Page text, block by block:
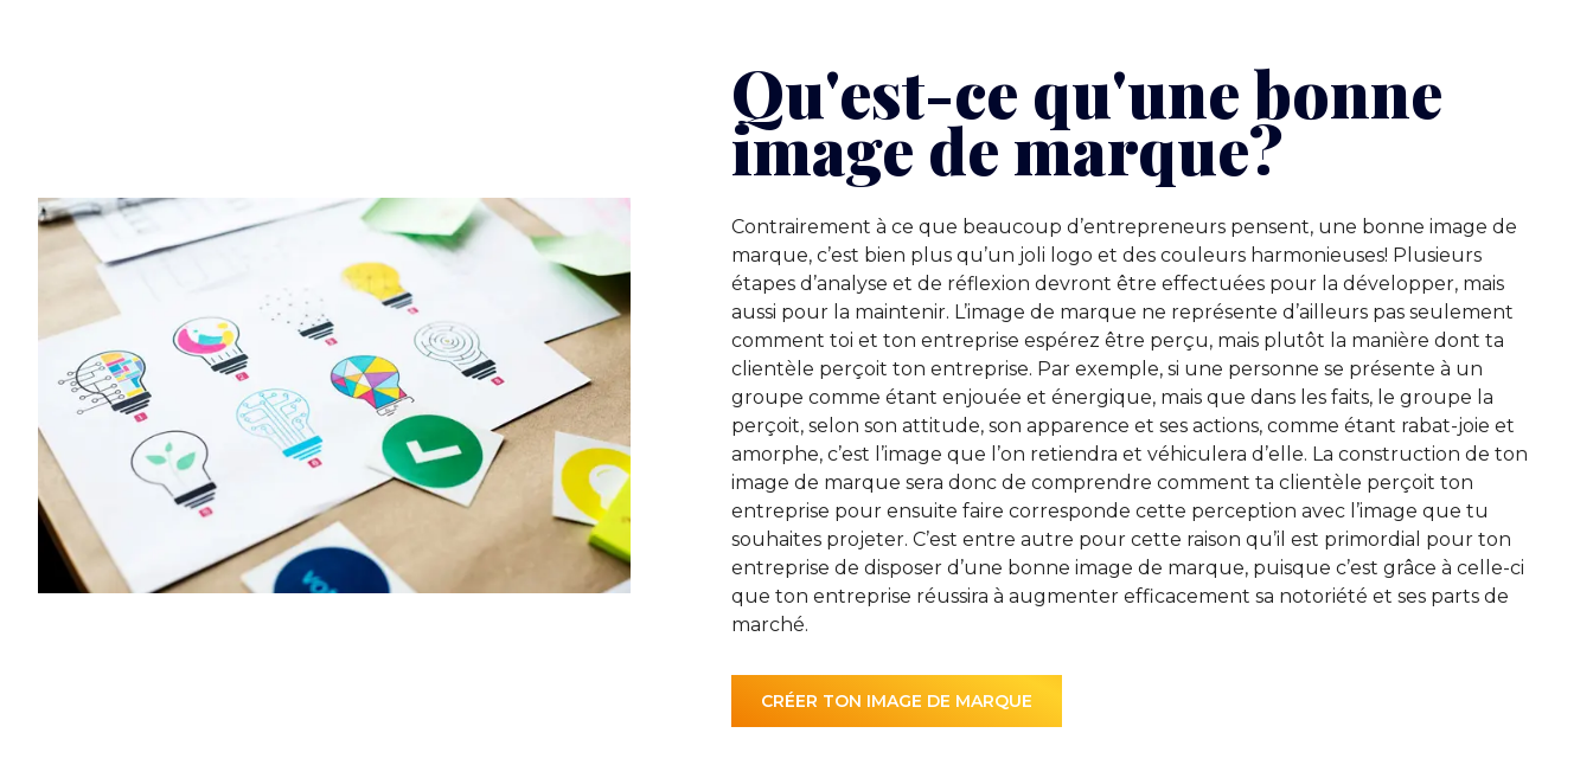
Qu'est-ce qu'une bonne
image de marque?
Contrairement à ce que beaucoup d’entrepreneurs pensent, une bonne image de
marque, c’est bien plus qu’un joli logo et des couleurs harmonieuses! Plusieurs
étapes d’analyse et de réflexion devront être effectuées pour la développer, mais
aussi pour la maintenir. L’image de marque ne représente d’ailleurs pas seulement
comment toi et ton entreprise espérez être perçu, mais plutôt la manière dont ta
clientèle perçoit ton entreprise. Par exemple, si une personne se présente à un
groupe comme étant enjouée et énergique, mais que dans les faits, le groupe la
perçoit, selon son attitude, son apparence et ses actions, comme étant rabat-joie et
amorphe, c’est l’image que l’on retiendra et véhiculera d’elle. La construction de ton
image de marque sera donc de comprendre comment ta clientèle perçoit ton
entreprise pour ensuite faire corresponde cette perception avec l’image que tu
souhaites projeter. C’est entre autre pour cette raison qu’il est primordial pour ton
entreprise de disposer d’une bonne image de marque, puisque c’est grâce à celle-ci
que ton entreprise réussira à augmenter efficacement sa notoriété et ses parts de
marché.
CRÉER TON IMAGE DE MARQUE